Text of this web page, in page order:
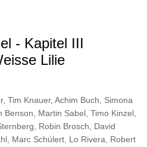
- Kapitel III
Lilie
, Tim Knauer, Achim Buch
Simona
Benson Martin Sabel Timo Kinzel
Robin Brosch
David
Marc Schülert Lo Rivera
Robert